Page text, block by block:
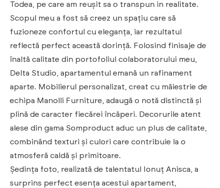
Todea, pe care am reușit sa o transpun in realitate.
Scopul meu a fost să creez un spațiu care să
fuzioneze confortul cu eleganța, iar rezultatul
reflectă perfect această dorință. Folosind finisaje de
înaltă calitate din portofoliul colaboratorului meu,
Delta Studio, apartamentul emană un rafinament
aparte. Mobilierul personalizat, creat cu măiestrie de
echipa Manolli Furniture, adaugă o notă distinctă și
plină de caracter fiecărei încăperi. Decorurile atent
alese din gama Somproduct aduc un plus de calitate,
combinând texturi și culori care contribuie la o
atmosferă caldă și primitoare.
Ședința foto, realizată de talentatul Ionuț Anisca, a
surprins perfect esența acestui apartament,